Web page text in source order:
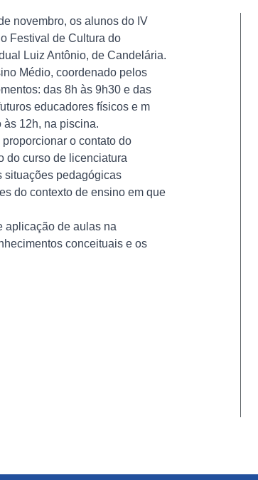
novembro, os alunos do IV
Festival de Cultura do
Luiz Antônio, de Candelária.
Médio, coordenado pelos
das 8h às 9h30 e das
educadores físicos e m
12h, na piscina.
o contato do
do curso de licenciatura
situações pedagógicas
do contexto de ensino em que
aplicação de aulas na
conceituais e os